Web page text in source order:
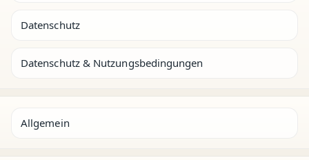
Datenschutz
Datenschutz & Nutzungsbedingungen
Allgemein